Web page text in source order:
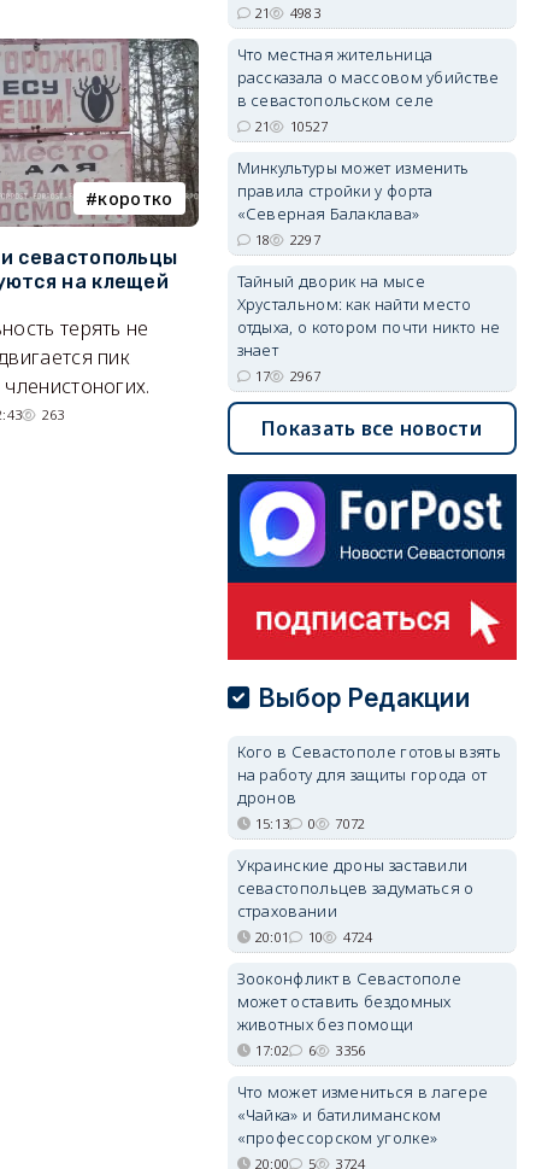
коротко
севастопольцы
на клещей
терять не
пик
263
Балаклава
В Севастополе утвердили
проект застройки центра
Балаклавы
Там появится туристический
квартал с отелями и
парковками.
05/08/2026 08:01 5537
21 4983
Что местная жительница
рассказала о массовом убийстве
в севастопольском селе
21 10527
Минкультуры может изменить
правила стройки у форта
«Северная Балаклава»
18 2297
Тайный дворик на мысе
Хрустальном: как найти место
отдыха, о котором почти никто не
знает
17 2967
Показать все новости
Выбор Редакции
Кого в Севастополе готовы взять
на работу для защиты города от
дронов
15:13 0 7072
Украинские дроны заставили
севастопольцев задуматься о
страховании
20:01 10 4724
Зооконфликт в Севастополе
может оставить бездомных
животных без помощи
17:02 6 3356
Что может измениться в лагере
«Чайка» и батилиманском
«профессорском уголке»
20:00 5 3724